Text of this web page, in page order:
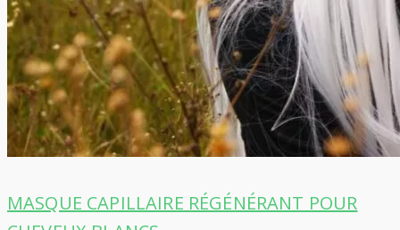
MASQUE CAPILLAIRE RÉGÉNÉRANT POUR